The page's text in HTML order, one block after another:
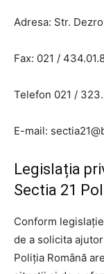
Adresa: Str.
Fax: 021 /
Telefon 021 /
E-mail:
Legislația
Sectia 21
Conform
de a solicita
Poliția Română